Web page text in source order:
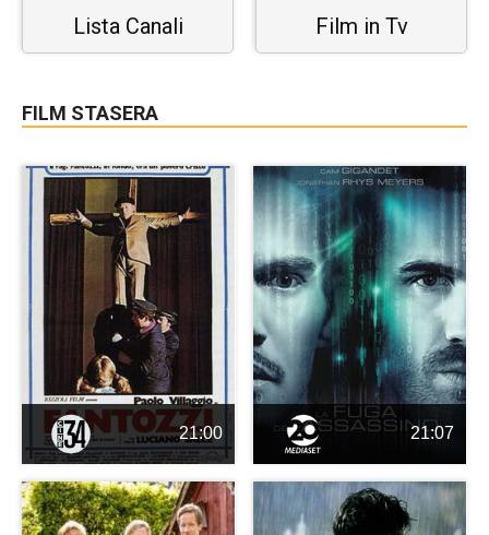
Lista Canali Film in Tv
FILM STASERA
21:00 21:07